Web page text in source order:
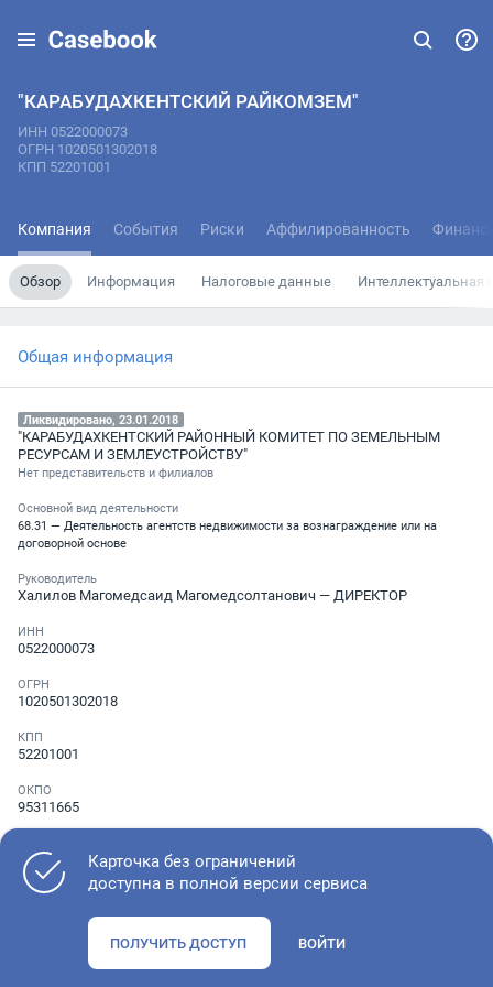
"КАРАБУДАХКЕНТСКИЙ РАЙКОМЗЕМ"
ИНН 0522000073
ОГРН 1020501302018
КПП 52201001
Компания События Риски Аффилированность
Обзор Информация Налоговые данные Интеллектуальная
Общая информация
Ликвидировано, 23.01.2018
"КАРАБУДАХКЕНТСКИЙ РАЙОННЫЙ КОМИТЕТ ПО ЗЕМЕЛЬНЫМ
РЕСУРСАМ И ЗЕМЛЕУСТРОЙСТВУ"
Нет представительств и филиалов
Основной вид деятельности
68.31 — Деятельность агентств недвижимости за вознаграждение или на
договорной основе
Руководитель
Халилов Магомедсаид Магомедсолтанович — ДИРЕКТОР
ИНН
0522000073
ОГРН
1020501302018
КПП
52201001
ОКПО
95311665
Не указан
Как оценить состояние компании
Карточка без ограничений
доступна в полной версии сервиса
ПОЛУЧИТЬ ДОСТУП ВОЙТИ